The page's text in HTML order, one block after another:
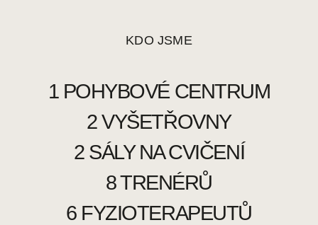
KDO JSME
1 POHYBOVÉ CENTRUM
2 VYŠETŘOVNY
2 SÁLY NA CVIČENÍ
8 TRENÉRŮ
6 FYZIOTERAPEUTŮ